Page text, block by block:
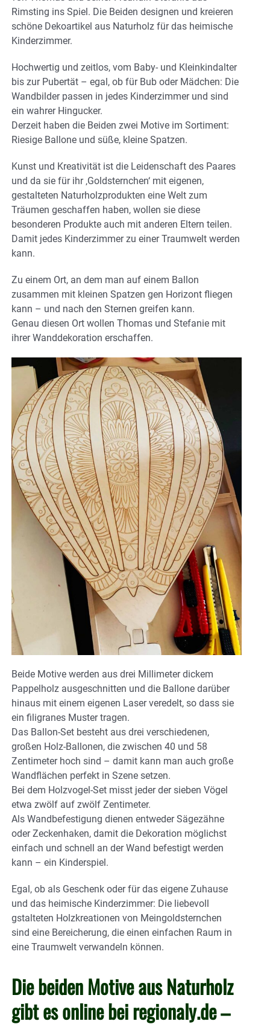
Rimsting ins Spiel. Die Beiden designen und kreieren
schöne Dekoartikel aus Naturholz für das heimische
Kinderzimmer.
Hochwertig und zeitlos, vom Baby- und Kleinkindalter
bis zur Pubertät – egal, ob für Bub oder Mädchen: Die
Wandbilder passen in jedes Kinderzimmer und sind
ein wahrer Hingucker.
Derzeit haben die Beiden zwei Motive im Sortiment:
Riesige Ballone und süße, kleine Spatzen.
Kunst und Kreativität ist die Leidenschaft des Paares
und da sie für ihr ‚Goldsternchen‘ mit eigenen,
gestalteten Naturholzprodukten eine Welt zum
Träumen geschaffen haben, wollen sie diese
besonderen Produkte auch mit anderen Eltern teilen.
Damit jedes Kinderzimmer zu einer Traumwelt werden
kann.
Zu einem Ort, an dem man auf einem Ballon
zusammen mit kleinen Spatzen gen Horizont fliegen
kann – und nach den Sternen greifen kann.
Genau diesen Ort wollen Thomas und Stefanie mit
ihrer Wanddekoration erschaffen.
Beide Motive werden aus drei Millimeter dickem
Pappelholz ausgeschnitten und die Ballone darüber
hinaus mit einem eigenen Laser veredelt, so dass sie
ein filigranes Muster tragen.
Das Ballon-Set besteht aus drei verschiedenen,
großen Holz-Ballonen, die zwischen 40 und 58
Zentimeter hoch sind – damit kann man auch große
Wandflächen perfekt in Szene setzen.
Bei dem Holzvogel-Set misst jeder der sieben Vögel
etwa zwölf auf zwölf Zentimeter.
Als Wandbefestigung dienen entweder Sägezähne
oder Zeckenhaken, damit die Dekoration möglichst
einfach und schnell an der Wand befestigt werden
kann – ein Kinderspiel.
Egal, ob als Geschenk oder für das eigene Zuhause
und das heimische Kinderzimmer: Die liebevoll
gstalteten Holzkreationen von Meingoldsternchen
sind eine Bereicherung, die einen einfachen Raum in
eine Traumwelt verwandeln können.
Die beiden Motive aus Naturholz
gibt es online bei regionaly.de –